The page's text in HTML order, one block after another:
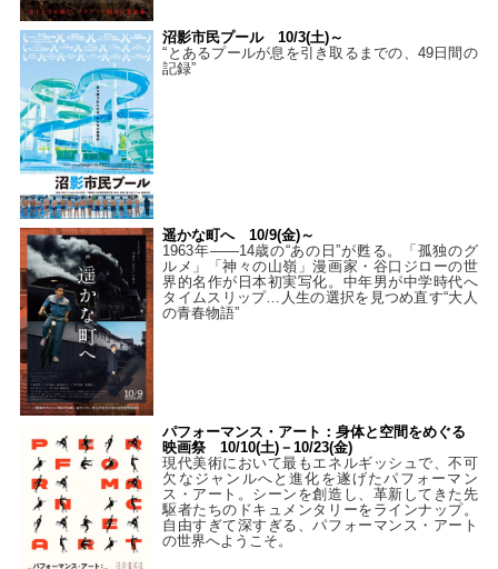
沼影市民プール 10/3(土)～
“とあるプールが息を引き取るまでの、49日間の
記録”
遥かな町へ 10/9(金)～
1963年――14歳の“あの日”が甦る。「孤独のグ
ルメ」「神々の山嶺」漫画家・谷口ジローの世
界的名作が日本初実写化。中年男が中学時代へ
タイムスリップ…人生の選択を見つめ直す“大人
の青春物語”
パフォーマンス・アート：身体と空間をめぐる
映画祭 10/10(土)－10/23(金)
現代美術において最もエネルギッシュで、不可
欠なジャンルへと進化を遂げたパフォーマン
ス・アート。シーンを創造し、革新してきた先
駆者たちのドキュメンタリーをラインナップ。
自由すぎて深すぎる、パフォーマンス・アート
の世界へようこそ。